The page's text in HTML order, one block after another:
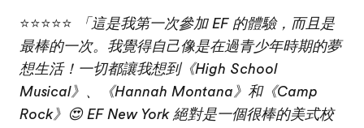
⭐⭐⭐⭐⭐
「這是我第一次參加 EF 的體驗，而且是
最棒的一次。我覺得自己像是在過青少年時期的夢
想生活！一切都讓我想到《High School
Musical》、《Hannah Montana》和《Camp
Rock》😍 EF New York 絕對是一個很棒的美式校